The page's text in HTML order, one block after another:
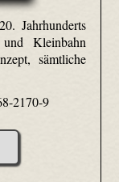
Jahrhunderts
Kleinbahn
sämtliche
2170-9